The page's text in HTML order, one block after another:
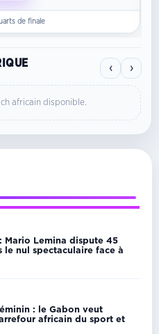
de finale
‹ ›
africain disponible.
Mario Lemina dispute 45
le nul spectaculaire face à
: le Gabon veut
africain du sport et